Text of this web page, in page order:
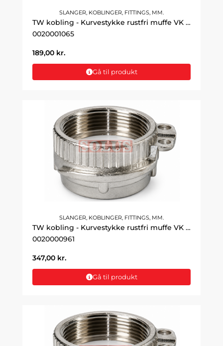
SLANGER, KOBLINGER, FITTINGS, MM.
TW kobling - Kurvestykke rustfri muffe VK 2" DN50
0020001065
189,00 kr.
Gå til produkt
SLANGER, KOBLINGER, FITTINGS, MM.
TW kobling - Kurvestykke rustfri muffe VK 3" DN80
0020000961
347,00 kr.
Gå til produkt